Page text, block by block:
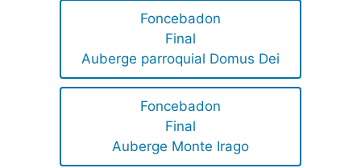
Foncebadon
Final
Auberge parroquial Domus Dei
Foncebadon
Final
Auberge Monte Irago